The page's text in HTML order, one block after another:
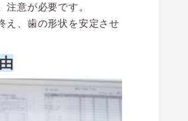
意が必要です。
え、歯の形状を安定させ